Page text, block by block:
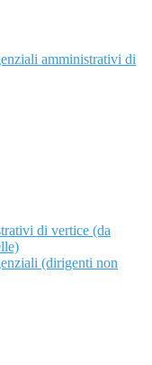
amministrativi di
di vertice (da
(dirigenti non